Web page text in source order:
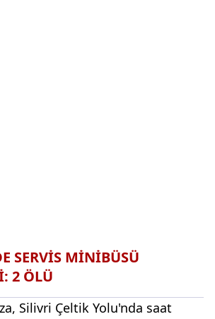
SERVİS MİNİBÜSÜ
2 ÖLÜ
Silivri Çeltik Yolu'nda saat